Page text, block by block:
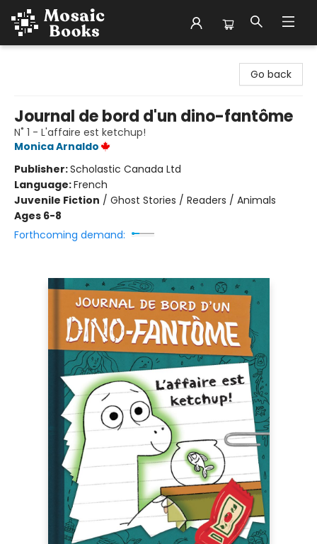
Go back
Journal de bord d'un dino-fantôme
N˚ 1 - L'affaire est ketchup!
Monica Arnaldo
Publisher:Scholastic Canada Ltd
Language:French
Juvenile Fiction / Ghost Stories / Readers / Animals
Ages 6-8
Forthcoming demand: